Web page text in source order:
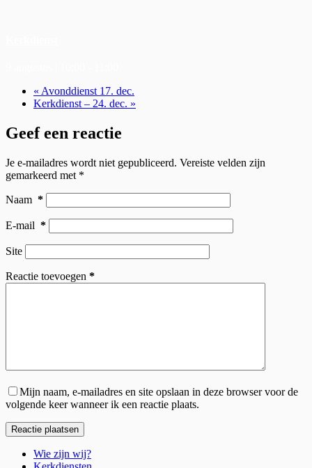
« Avonddienst 17. dec.
Kerkdienst – 24. dec. »
Geef een reactie
Je e-mailadres wordt niet gepubliceerd. Vereiste velden zijn
gemarkeerd met *
Naam *
E-mail *
Site
Reactie toevoegen *
Mijn naam, e-mailadres en site opslaan in deze browser voor de
volgende keer wanneer ik een reactie plaats.
Reactie plaatsen
Wie zijn wij?